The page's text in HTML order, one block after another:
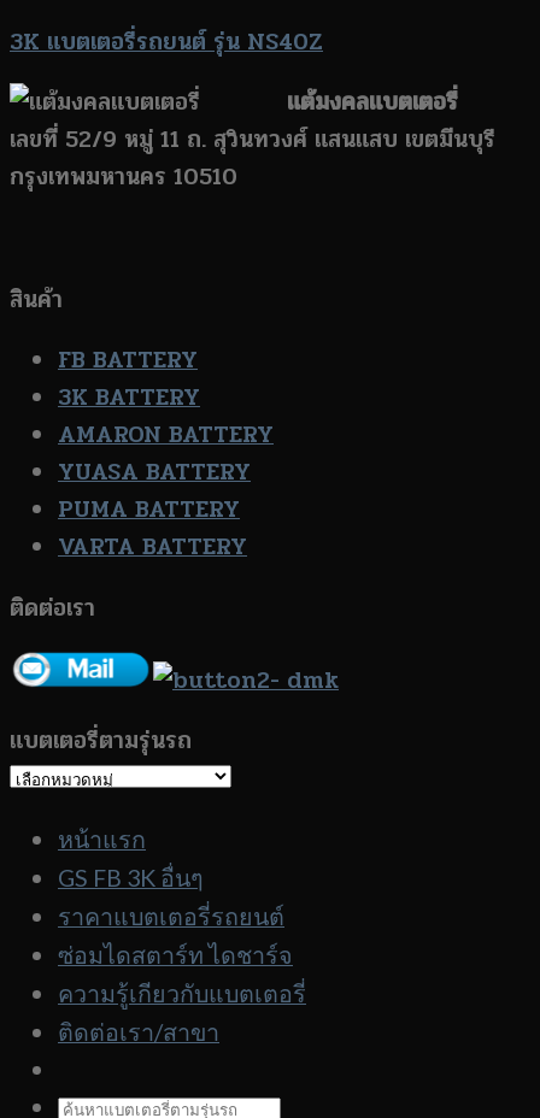
3K แบตเตอรี่รถยนต์ รุ่น NS40Z
แต้มงคลแบตเตอรี่
เลขที่ 52/9 หมู่ 11 ถ. สุวินทวงศ์ แสนแสบ เขตมีนบุรี
กรุงเทพมหานคร 10510
สินค้า
FB BATTERY
3K BATTERY
AMARON BATTERY
YUASA BATTERY
PUMA BATTERY
VARTA BATTERY
ติดต่อเรา
แบตเตอรี่ตามรุ่นรถ
แบตเตอรี่
รุ่น
รถ
หน้าแรก
GS FB 3K อื่นๆ
ราคาแบตเตอรี่รถยนต์
ซ่อมไดสตาร์ท ไดชาร์จ
ความรู้เกียวกับแบตเตอรี่
ติดต่อเรา/สาขา
ค้นหา: